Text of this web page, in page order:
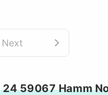
Next
59067 Hamm